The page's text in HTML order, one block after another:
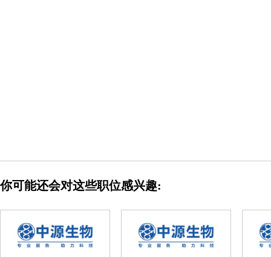
你可能还会对这些职位感兴趣: